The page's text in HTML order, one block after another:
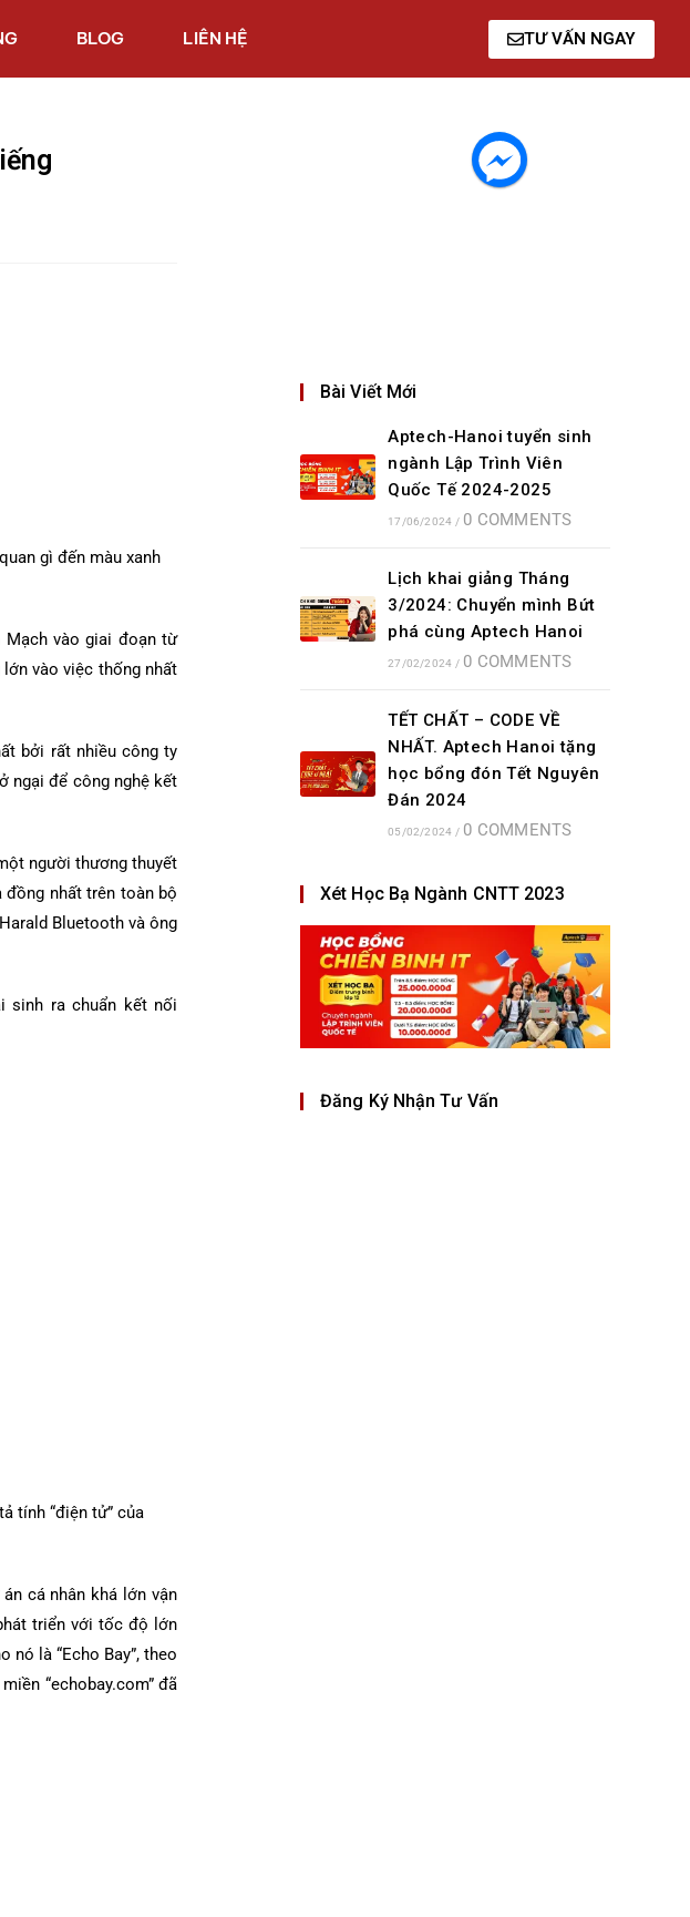
BLOG LIÊN HỆ TƯ VẤN NGAY
gì đến màu xanh
vào giai đoạn từ
vào việc thống nhất
bởi rất nhiều công ty
ngại để công nghệ kết
người thương thuyết
nhất trên toàn bộ
Bluetooth và ông
sinh ra chuẩn kết nối
tính “điện tử” của
cá nhân khá lớn vận
triển với tốc độ lớn
nó là “Echo Bay”, theo
“echobay.com” đã
Bài Viết Mới
Aptech-Hanoi tuyển sinh
ngành Lập Trình Viên
Quốc Tế 2024-2025
17/06/2024 / 0 COMMENTS
Lịch khai giảng Tháng
3/2024: Chuyển mình Bứt
phá cùng Aptech Hanoi
27/02/2024 / 0 COMMENTS
TẾT CHẤT – CODE VỀ
NHẤT. Aptech Hanoi tặng
học bổng đón Tết Nguyên
Đán 2024
05/02/2024 / 0 COMMENTS
Xét Học Bạ Ngành CNTT 2023
Đăng Ký Nhận Tư Vấn